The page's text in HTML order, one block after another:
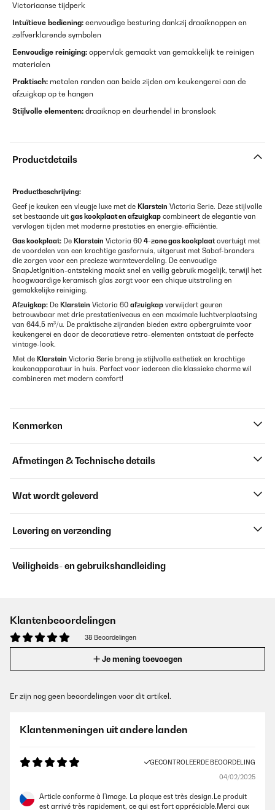
Victoriaanse tijdperk
Intuïtieve bediening: eenvoudige besturing dankzij draaiknoppen en
zelfverklarende symbolen
Eenvoudige reiniging: oppervlak gemaakt van gemakkelijk te reinigen
materialen
Praktisch: metalen randen aan beide zijden om keukengerei aan de
afzuigkap op te hangen
Stijlvolle elementen: draaiknop en deurhendel in bronslook
Productdetails
Productbeschrijving:
Geef je keuken een vleugje luxe met de Klarstein Victoria Serie. Deze stijlvolle
set bestaande uit gas kookplaat en afzuigkap combineert de elegantie van
vervlogen tijden met moderne prestaties en energie-efficiëntie.
Gas kookplaat: De Klarstein Victoria 60 4-zone gas kookplaatovertuigt met
de voordelen van een krachtige gasfornuis, uitgerust met Sabaf-branders
die zorgen voor een precieze warmteverdeling. De eenvoudige
SnapJetIgnition-ontsteking maakt snel en veilig gebruik mogelijk, terwijl het
hoogwaardige keramisch glas zorgt voor een chique uitstraling en
gemakkelijke reiniging.
Afzuigkap: De Klarstein Victoria 60 afzuigkap verwijdert geuren
betrouwbaar met drie prestatieniveaus en een maximale luchtverplaatsing
van 644,5 m³/u. De praktische zijranden bieden extra opbergruimte voor
keukengerei en door de decoratieve retro-elementen ontstaat de perfecte
vintage-look.
Met de Klarstein Victoria Serie breng je stijlvolle esthetiek en krachtige
keukenapparatuur in huis. Perfect voor iedereen die klassieke charme wil
combineren met modern comfort!
Kenmerken
Afmetingen & Technische details
Wat wordt geleverd
Levering en verzending
Veiligheids- en gebruikshandleiding
Klantenbeoordelingen
38 Beoordelingen
Je mening toevoegen
Er zijn nog geen beoordelingen voor dit artikel.
Klantenmeningen uit andere landen
GECONTROLEERDE BEOORDELING
04/02/2025
Article conforme à l’image. La plaque est très design.Le produit
est arrivé très rapidement, ce qui est fort appréciable.Merci aux